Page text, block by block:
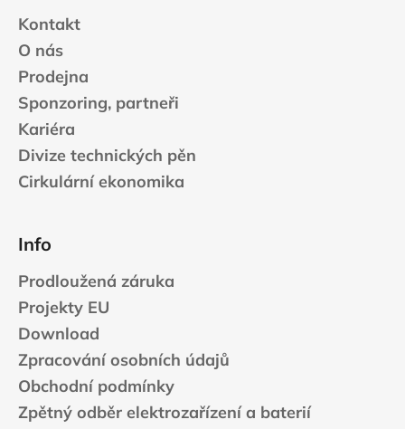
Kontakt
O nás
Prodejna
Sponzoring, partneři
Kariéra
Divize technických pěn
Cirkulární ekonomika
Info
Prodloužená záruka
Projekty EU
Download
Zpracování osobních údajů
Obchodní podmínky
Zpětný odběr elektrozařízení a baterií